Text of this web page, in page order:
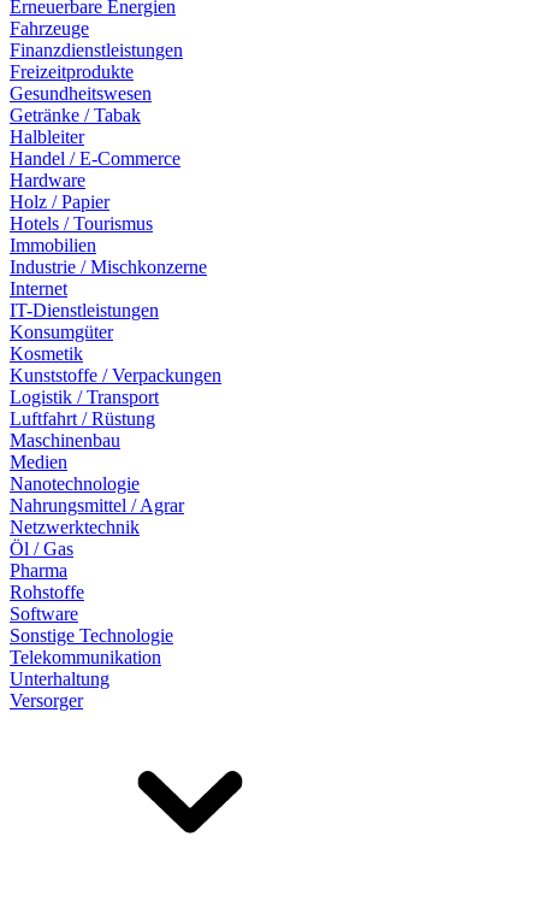
Erneuerbare Energien
Fahrzeuge
Finanzdienstleistungen
Freizeitprodukte
Gesundheitswesen
Getränke / Tabak
Halbleiter
Handel / E-Commerce
Hardware
Holz / Papier
Hotels / Tourismus
Immobilien
Industrie / Mischkonzerne
Internet
IT-Dienstleistungen
Konsumgüter
Kosmetik
Kunststoffe / Verpackungen
Logistik / Transport
Luftfahrt / Rüstung
Maschinenbau
Medien
Nanotechnologie
Nahrungsmittel / Agrar
Netzwerktechnik
Öl / Gas
Pharma
Rohstoffe
Software
Sonstige Technologie
Telekommunikation
Unterhaltung
Versorger